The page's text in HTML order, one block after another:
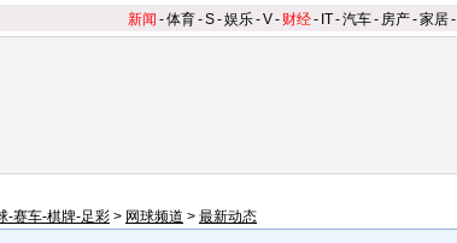
新闻 -体育-S-娱乐-V- 财经- IT-汽车- 房产-家居-
-赛车-棋牌-足彩 > 网球频道 > 最新动态